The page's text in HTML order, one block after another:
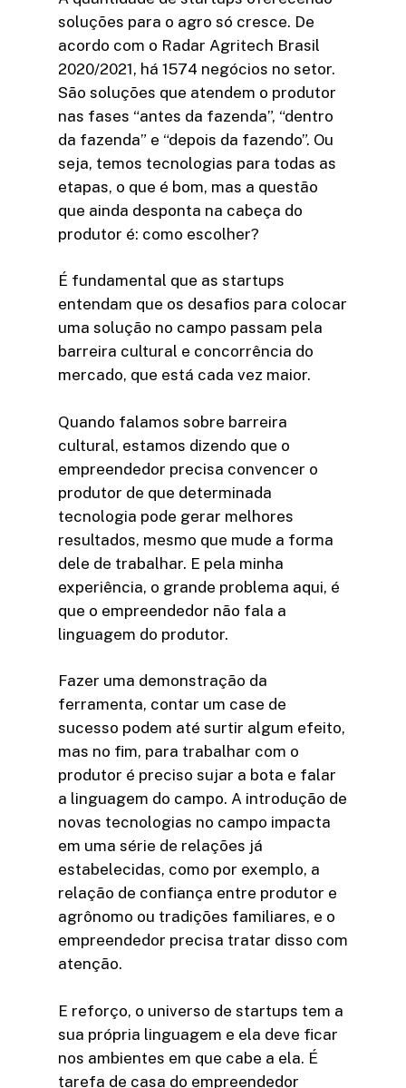
soluções para o agro só cresce. De
acordo com o Radar Agritech Brasil
2020/2021, há 1574 negócios no setor.
São soluções que atendem o produtor
nas fases “antes da fazenda”, “dentro
da fazenda” e “depois da fazendo”. Ou
seja, temos tecnologias para todas as
etapas, o que é bom, mas a questão
que ainda desponta na cabeça do
produtor é: como escolher?
É fundamental que as startups
entendam que os desafios para colocar
uma solução no campo passam pela
barreira cultural e concorrência do
mercado, que está cada vez maior.
Quando falamos sobre barreira
cultural, estamos dizendo que o
empreendedor precisa convencer o
produtor de que determinada
tecnologia pode gerar melhores
resultados, mesmo que mude a forma
dele de trabalhar. E pela minha
experiência, o grande problema aqui, é
que o empreendedor não fala a
linguagem do produtor.
Fazer uma demonstração da
ferramenta, contar um case de
sucesso podem até surtir algum efeito,
mas no fim, para trabalhar com o
produtor é preciso sujar a bota e falar
a linguagem do campo. A introdução de
novas tecnologias no campo impacta
em uma série de relações já
estabelecidas, como por exemplo, a
relação de confiança entre produtor e
agrônomo ou tradições familiares, e o
empreendedor precisa tratar disso com
atenção.
E reforço, o universo de startups tem a
sua própria linguagem e ela deve ficar
nos ambientes em que cabe a ela. É
tarefa de casa do empreendedor